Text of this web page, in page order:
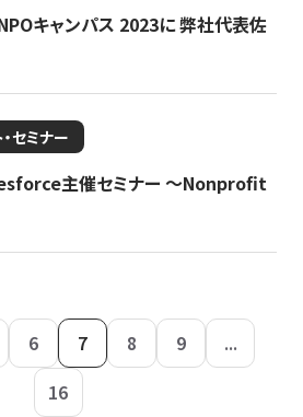
キャンパス 2023に 弊社代表佐
セミナー
主催セミナー 〜Nonprofit
6 7 8 9
...
16